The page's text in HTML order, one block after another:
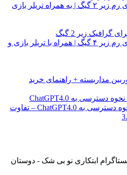
۱۰ بازی پیشنهادی برای رم زیر ۲ گیگ | به همراه تریلر بازی
۱۰ بازی پیشنهادی برای رم زیر ۴ گیگ | همراه با تریلر بازی و
GPT-4 معرفی شد، نحوه دسترسی به ChatGPT4.0 – تفاوت
ابتکاری نو بی شک - دوستان